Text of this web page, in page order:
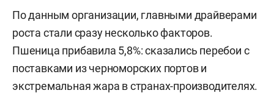
По данным организации, главными драйверами
роста стали сразу несколько факторов.
Пшеница прибавила 5,8%: сказались перебои с
поставками из черноморских портов и
экстремальная жара в странах-производителях.